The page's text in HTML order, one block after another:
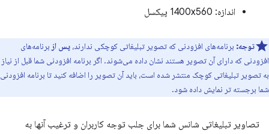
اندازه: 1400x560 پیکسل
توجه: برنامه‌های افزودنی که تصویر تبلیغاتی کوچکی ندارند، پس از برنامه‌های
افزودنی که دارای آن تصویر هستند نشان داده می‌شوند. اگر برنامه افزودنی شما قبل از نیاز
به تصویر تبلیغاتی کوچک منتشر شده است، باید آن تصویر را اضافه کنید تا برنامه افزودنی
شما برجسته تر نمایش داده شود.
تصاویر تبلیغاتی شانس شما برای جلب توجه کاربران و ترغیب آنها به